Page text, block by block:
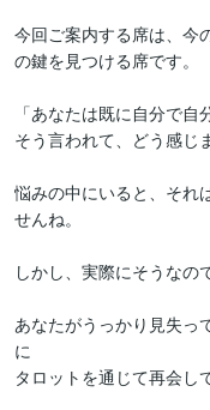
今回ご案内する席は、今
の鍵を見つける席です。
「あなたは既に自分で自
そう言われて、どう感じ
悩みの中にいると、それ
せんね。
しかし、実際にそうなの
あなたがうっかり見失っ
に
タロットを通じて再会し